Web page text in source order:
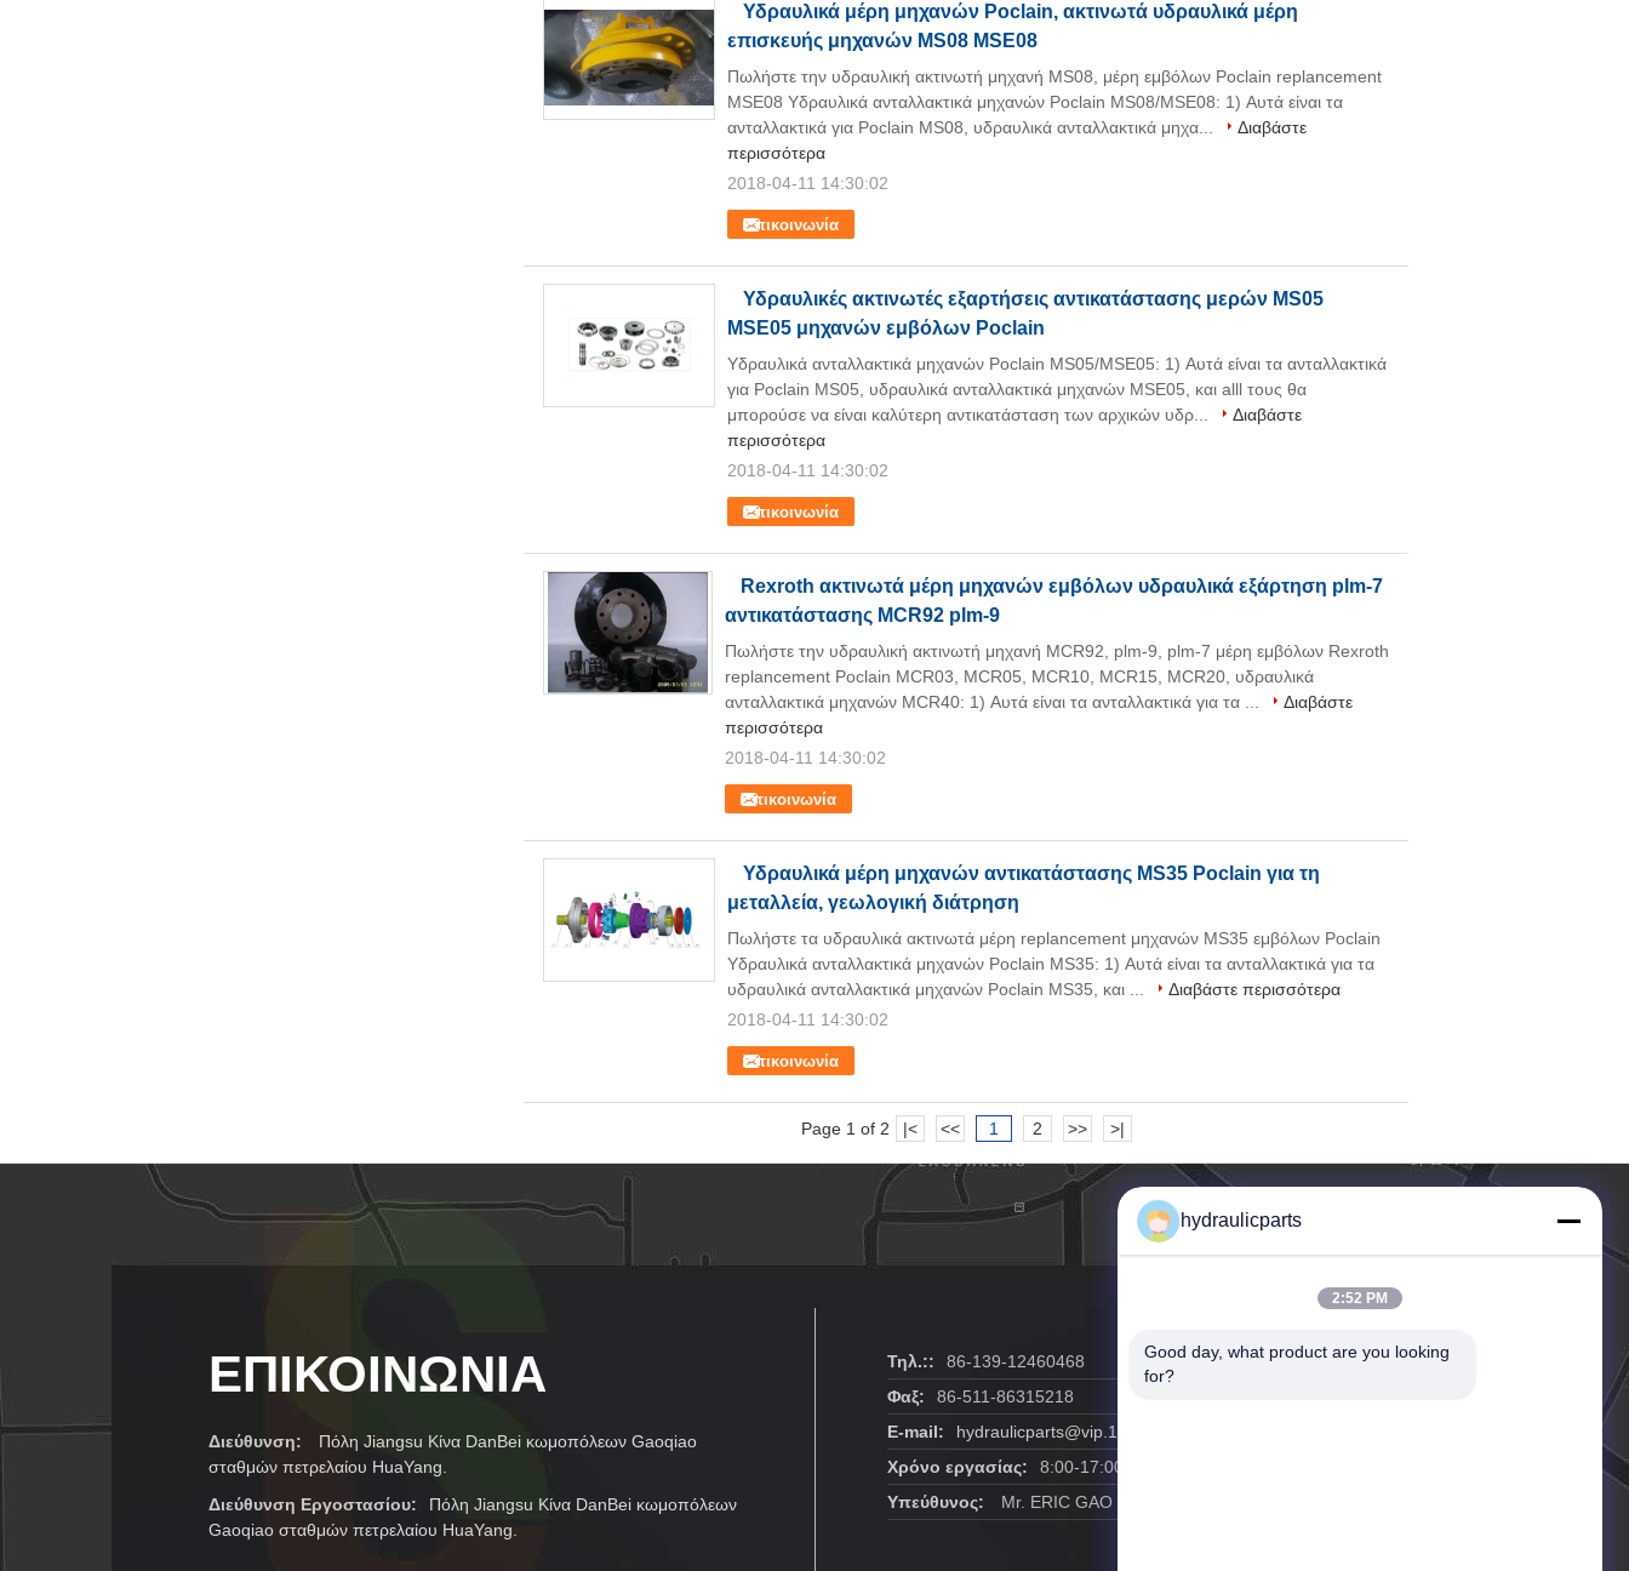
Υδραυλικά μέρη μηχανών Poclain, ακτινωτά υδραυλικά μέρη
επισκευής μηχανών MS08 MSE08
Επικοινωνία
Πωλήστε την υδραυλική ακτινωτή μηχανή MS08, μέρη εμβόλων Poclain replancement
MSE08 Υδραυλικά ανταλλακτικά μηχανών Poclain MS08/MSE08: 1) Αυτά είναι τα
ανταλλακτικά για Poclain MS08, υδραυλικά ανταλλακτικά μηχα...
Διαβάστε
περισσότερα
2018-04-11 14:30:02
Υδραυλικές ακτινωτές εξαρτήσεις αντικατάστασης μερών MS05
MSE05 μηχανών εμβόλων Poclain
Επικοινωνία
Υδραυλικά ανταλλακτικά μηχανών Poclain MS05/MSE05: 1) Αυτά είναι τα ανταλλακτικά
για Poclain MS05, υδραυλικά ανταλλακτικά μηχανών MSE05, και alll τους θα
μπορούσε να είναι καλύτερη αντικατάσταση των αρχικών υδρ...
Διαβάστε
περισσότερα
2018-04-11 14:30:02
Rexroth ακτινωτά μέρη μηχανών εμβόλων υδραυλικά εξάρτηση plm-7
αντικατάστασης MCR92 plm-9
Επικοινωνία
Πωλήστε την υδραυλική ακτινωτή μηχανή MCR92, plm-9, plm-7 μέρη εμβόλων Rexroth
replancement Poclain MCR03, MCR05, MCR10, MCR15, MCR20, υδραυλικά
ανταλλακτικά μηχανών MCR40: 1) Αυτά είναι τα ανταλλακτικά για τα ...
Διαβάστε
περισσότερα
2018-04-11 14:30:02
Υδραυλικά μέρη μηχανών αντικατάστασης MS35 Poclain για τη
μεταλλεία, γεωλογική διάτρηση
Επικοινωνία
Πωλήστε τα υδραυλικά ακτινωτά μέρη replancement μηχανών MS35 εμβόλων Poclain
Υδραυλικά ανταλλακτικά μηχανών Poclain MS35: 1) Αυτά είναι τα ανταλλακτικά για τα
υδραυλικά ανταλλακτικά μηχανών Poclain MS35, και ...
Διαβάστε περισσότερα
2018-04-11 14:30:02
Page 1 of 2 |< << 1 2 >> >|
ΕΠΙΚΟΙΝΩΝΊΑ
Διεύθυνση:
Πόλη Jiangsu Κίνα DanBei κωμοπόλεων Gaoqiao
σταθμών πετρελαίου HuaYang.
Διεύθυνση Εργοστασίου:
Πόλη Jiangsu Κίνα DanBei κωμοπόλεων
Gaoqiao σταθμών πετρελαίου HuaYang.
Τηλ.::
86-139-12460468
Φαξ:
86-511-86315218
E-mail:
hydraulicparts@vip.163.com
Χρόνο εργασίας:
8:00-17:00
Υπεύθυνος:
Mr. ERIC GAO
hydraulicparts
2:52 PM
Good day, what product are you looking
for?